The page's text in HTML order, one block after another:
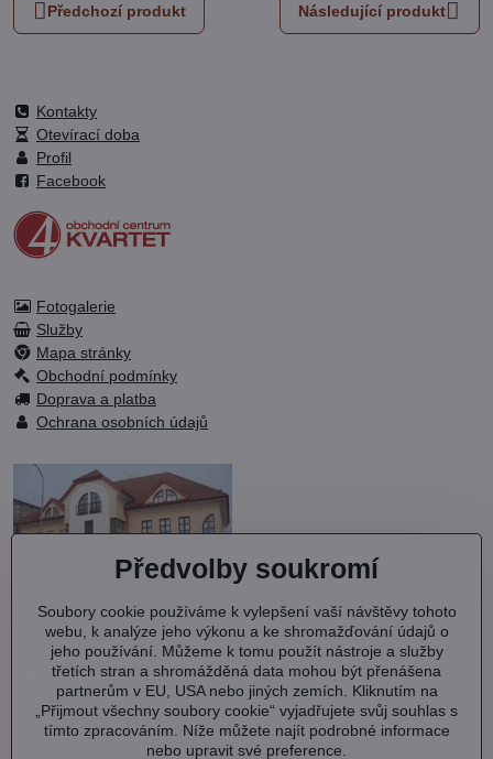
Předchozí produkt Následující produkt
Kontakty
Otevírací doba
Profil
Facebook
Fotogalerie
Služby
Mapa stránky
Obchodní podmínky
Doprava a platba
Ochrana osobních údajů
OC KVARTET s.r.o.
Debřská 1000
293 06 Kosmonosy
IČ: 27202577
DIČ: CZ27202577
Předvolby soukromí
Soubory cookie používáme k vylepšení vaší návštěvy tohoto
webu, k analýze jeho výkonu a ke shromažďování údajů o
jeho používání. Můžeme k tomu použít nástroje a služby
třetích stran a shromážděná data mohou být přenášena
partnerům v EU, USA nebo jiných zemích. Kliknutím na
„Přijmout všechny soubory cookie“ vyjadřujete svůj souhlas s
tímto zpracováním. Níže můžete najít podrobné informace
nebo upravit své preference.